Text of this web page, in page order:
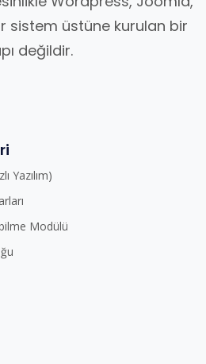
sistem üstüne kurulan bir
değildir.
Yazılım)
Modülü